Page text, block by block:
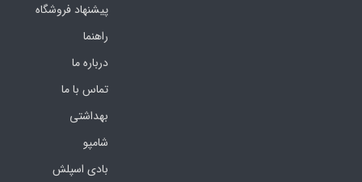
پیشنهاد فروشگاه
راهنما
درباره ما
تماس با ما
بهداشتی
شامپو
بادی اسپلش